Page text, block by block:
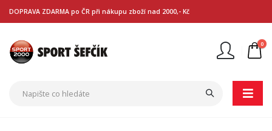
DOPRAVA ZDARMA po ČR při nákupu zboží nad 2000,- Kč
0